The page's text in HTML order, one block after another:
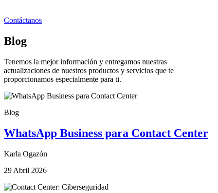
Contáctanos
Blog
Tenemos la mejor información y entregamos nuestras
actualizaciones de nuestros productos y servicios que te
proporcionamos especialmente para ti.
Blog
WhatsApp Business para Contact Center
Karla Ogazón
29 Abril 2026